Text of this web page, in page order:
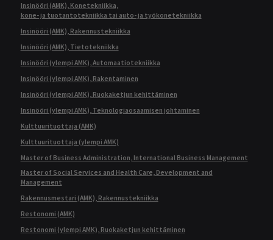
Insinööri (AMK), Konetekniikka,
kone- ja tuotantotekniikka tai auto- ja työkonetekniikka
Insinööri (AMK), Rakennustekniikka
Insinööri (AMK), Tietotekniikka
Insinööri (ylempi AMK), Automaatiotekniikka
Insinööri (ylempi AMK), Rakentaminen
Insinööri (ylempi AMK), Ruokaketjun kehittäminen
Insinööri (ylempi AMK), Teknologiaosaamisen johtaminen
Kulttuurituottaja (AMK)
Kulttuurituottaja (ylempi AMK)
Master of Business Administration, International Business Management
Master of Social Services and Health Care, Development and
Management
Rakennusmestari (AMK), Rakennustekniikka
Restonomi (AMK)
Restonomi (ylempi AMK), Ruokaketjun kehittäminen